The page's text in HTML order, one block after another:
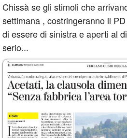
Chissà se gli stimoli che
settimana , costringeranno il
di essere di sinistra e aperti al
serio...